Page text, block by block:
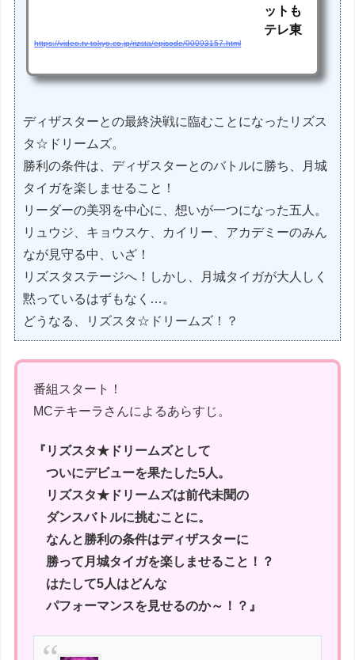
ットも
テレ東
https://video.tv-tokyo.co.jp/rizsta/episode/00093157.html
ディザスターとの最終決戦に臨むことになったリズス
タ☆ドリームズ。
勝利の条件は、ディザスターとのバトルに勝ち、月城
タイガを楽しませること！
リーダーの美羽を中心に、想いが一つになった五人。
リュウジ、キョウスケ、カイリー、アカデミーのみん
なが見守る中、いざ！
リズスタステージへ！しかし、月城タイガが大人しく
黙っているはずもなく…。
どうなる、リズスタ☆ドリームズ！？
番組スタート！
MCテキーラさんによるあらすじ。
『リズスタ★ドリームズとして
ついにデビューを果たした5人。
リズスタ★ドリームズは前代未聞の
ダンスバトルに挑むことに。
なんと勝利の条件はディザスターに
勝って月城タイガを楽しませること！？
はたして5人はどんな
パフォーマンスを見せるのか～！？』